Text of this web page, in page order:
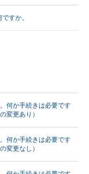
すか。
何か手続きは必要です
変更あり）
何か手続きは必要です
変更なし）